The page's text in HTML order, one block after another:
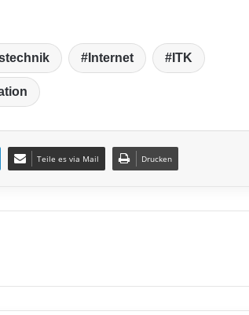
Internet ITK
Teile es via Mail Drucken